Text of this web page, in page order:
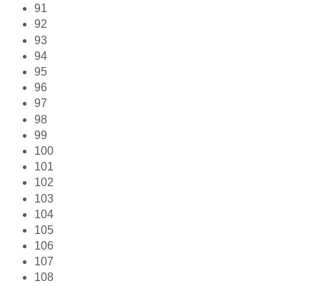
91
92
93
94
95
96
97
98
99
100
101
102
103
104
105
106
107
108